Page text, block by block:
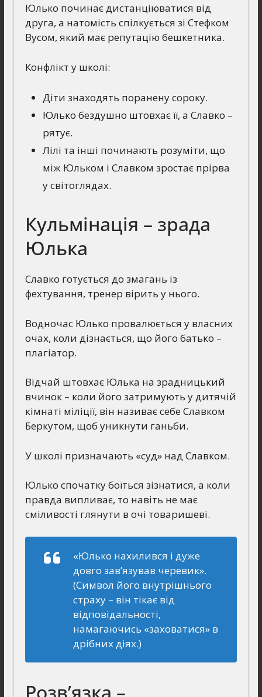
Юлько починає дистанціюватися від
друга, а натомість спілкується зі Стефком
Вусом, який має репутацію бешкетника.
Конфлікт у школі:
Діти знаходять поранену сороку.
Юлько бездушно штовхає її, а Славко –
рятує.
Лілі та інші починають розуміти, що
між Юльком і Славком зростає прірва
у світоглядах.
Кульмінація – зрада
Юлька
Славко готується до змагань із
фехтування, тренер вірить у нього.
Водночас Юлько провалюється у власних
очах, коли дізнається, що його батько –
плагіатор.
Відчай штовхає Юлька на зрадницький
вчинок – коли його затримують у дитячій
кімнаті міліції, він називає себе Славком
Беркутом, щоб уникнути ганьби.
У школі призначають «суд» над Славком.
Юлько спочатку боїться зізнатися, а коли
правда випливає, то навіть не має
сміливості глянути в очі товаришеві.
«Юлько нахилився і дуже
довго зав’язував черевик».
(Символ його внутрішнього
страху – він тікає від
відповідальності,
намагаючись «заховатися» в
дрібних діях.)